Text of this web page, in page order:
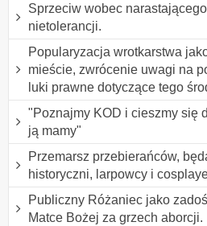
Sprzeciw wobec
nietolerancji.
Popularyzacja wrotkarstwa
mieście, zwrócenie uwagi na
luki prawne dotyczące tego
"Poznajmy KOD i cieszmy się
ją mamy"
Przemarsz przebierańców,
historyczni, larpowcy i
Publiczny Różaniec jako
Matce Bożej za grzech aborcji.